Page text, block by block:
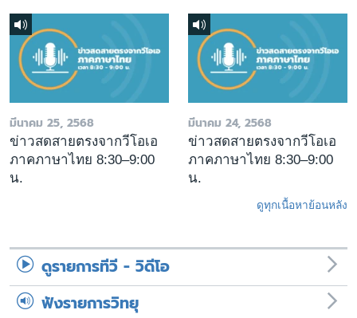
มีนาคม 25, 2568
ข่าวสดสายตรงจากวีโอเอ
ภาคภาษาไทย 8:30–9:00
น.
มีนาคม 24, 2568
ข่าวสดสายตรงจากวีโอเอ
ภาคภาษาไทย 8:30–9:00
น.
ดูทุกเนื้อหาย้อนหลัง
ดูรายการทีวี - วิดีโอ
ฟังรายการวิทยุ